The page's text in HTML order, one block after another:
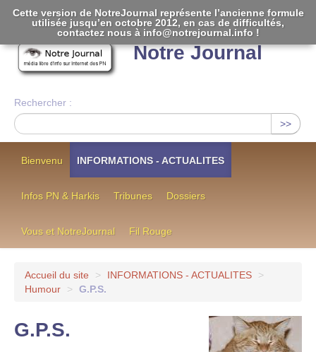
Notre Journal
Rechercher :
>>
Bienvenu INFORMATIONS - ACTUALITES
Infos PN & Harkis Tribunes Dossiers
Vous et NotreJournal Fil Rouge
Accueil du site > INFORMATIONS - ACTUALITES
>
Humour
> G.P.S.
G.P.S.
Cette version de NotreJournal représente l’ancienne formule
utilisée jusqu’en octobre 2012, en cas de difficultés,
contactez nous à info@notrejournal.info !